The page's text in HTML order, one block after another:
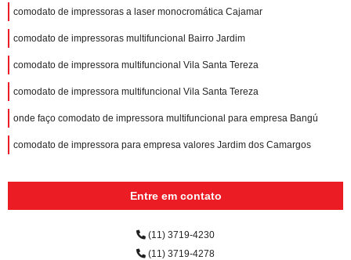
comodato de impressoras a laser monocromática Cajamar
comodato de impressoras multifuncional Bairro Jardim
comodato de impressora multifuncional Vila Santa Tereza
comodato de impressora multifuncional Vila Santa Tereza
onde faço comodato de impressora multifuncional para empresa Bangú
comodato de impressora para empresa valores Jardim dos Camargos
Entre em contato
(11) 3719-4230
(11) 3719-4278